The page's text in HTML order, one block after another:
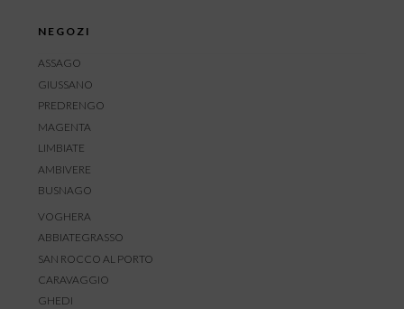
NEGOZI
ASSAGO
GIUSSANO
PREDRENGO
MAGENTA
LIMBIATE
AMBIVERE
BUSNAGO
VOGHERA
ABBIATEGRASSO
SAN ROCCO AL PORTO
CARAVAGGIO
GHEDI